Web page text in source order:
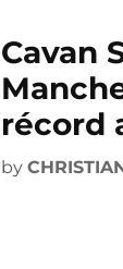
Cavan
récord
by